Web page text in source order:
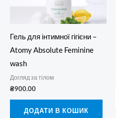
Гель для інтимної гігієни –
Atomy Absolute Feminine
wash
Догляд за тілом
₴900.00
ДОДАТИ В КОШИК